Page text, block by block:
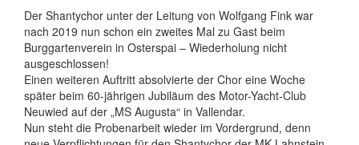
Der Shantychor unter der Leitung von Wolfgang Fink war
nach 2019 nun schon ein zweites Mal zu Gast beim
Burggartenverein in Osterspai – Wiederholung nicht
ausgeschlossen!
Einen weiteren Auftritt absolvierte der Chor eine Woche
später beim 60-jährigen Jubiläum des Motor-Yacht-Club
Neuwied auf der „MS Augusta“ in Vallendar.
Nun steht die Probenarbeit wieder im Vordergrund, denn